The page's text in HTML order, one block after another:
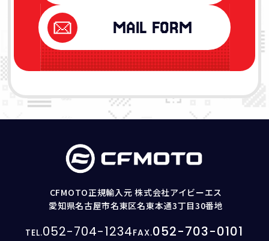
MAIL FORM
CFMOTO正規輸入元 株式会社アイビーエス
愛知県名古屋市名東区名東本通3丁目30番地
052-704-1234 052-703-0101